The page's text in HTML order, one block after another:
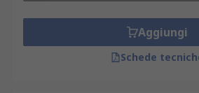
Aggiungi
Schede